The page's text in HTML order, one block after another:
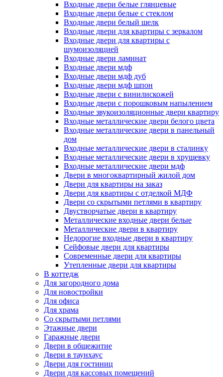
Входные двери белые глянцевые
Входные двери белые с стеклом
Входные двери белый шелк
Входные двери для квартиры с зеркалом
Входные двери для квартиры с
шумоизоляцией
Входные двери ламинат
Входные двери мдф
Входные двери мдф дуб
Входные двери мдф шпон
Входные двери с винилискожей
Входные двери с порошковым напылением
Входные звукоизоляционные двери квартиру
Входные металлические двери белого цвета
Входные металлические двери в панельный
дом
Входные металлические двери в сталинку
Входные металлические двери в хрущевку
Входные металлические двери мдф
Двери в многоквартирный жилой дом
Двери для квартиры на заказ
Двери для квартиры с отделкой МДФ
Двери со скрытыми петлями в квартиру
Двустворчатые двери в квартиру
Металлические входные двери белые
Металлические двери в квартиру
Недорогие входные двери в квартиру
Сейфовые двери для квартиры
Современные двери для квартиры
Утепленные двери для квартиры
В коттедж
Для загородного дома
Для новостройки
Для офиса
Для храма
Со скрытыми петлями
Этажные двери
Гаражные двери
Двери в общежитие
Двери в таунхаус
Двери для гостиниц
Двери для кассовых помещений